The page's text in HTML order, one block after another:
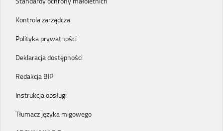
Kontrola zarządcza
Polityka prywatności
Deklaracja dostępności
Redakcja BIP
Instrukcja obsługi
Tłumacz języka migowego